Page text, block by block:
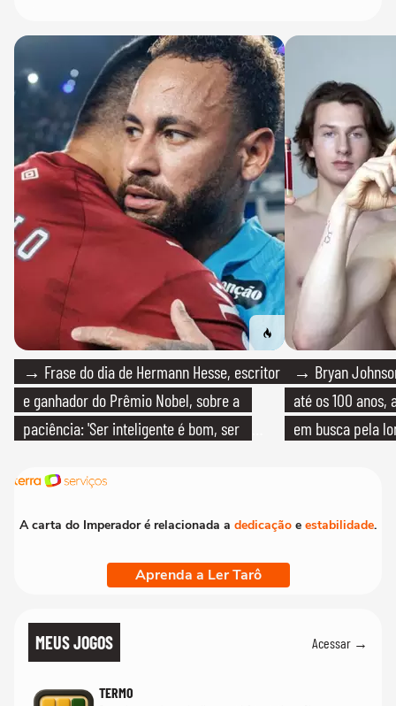
→ Frase do dia de Hermann Hesse, escritor
e ganhador do Prêmio Nobel, sobre a
paciência: 'Ser inteligente é bom, ser
→ Bryan
até os 100
em busca pela
A carta do Imperador é relacionada a dedicação e estabilidade.
Aprenda a Ler Tarô
MEUS JOGOS Acessar →
TERMO